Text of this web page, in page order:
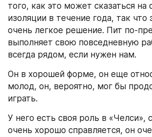
того, как это может сказаться на
изоляции в течение года, так что
очень легкое решение. Пит по-
выполняет свою повседневную
всегда рядом, если нужен нам.
Он в хорошей форме, он еще
молод, он, вероятно, мог бы
играть.
У него есть своя роль в «Челси»,
очень хорошо справляется, он